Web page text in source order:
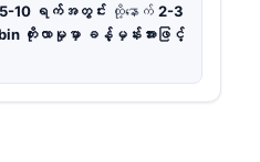
5-10 ရက်အတွင်း ထို့နောက် 2-3
တိုးလာမှုမှာ ခန့်မှန်းအားဖြင့်